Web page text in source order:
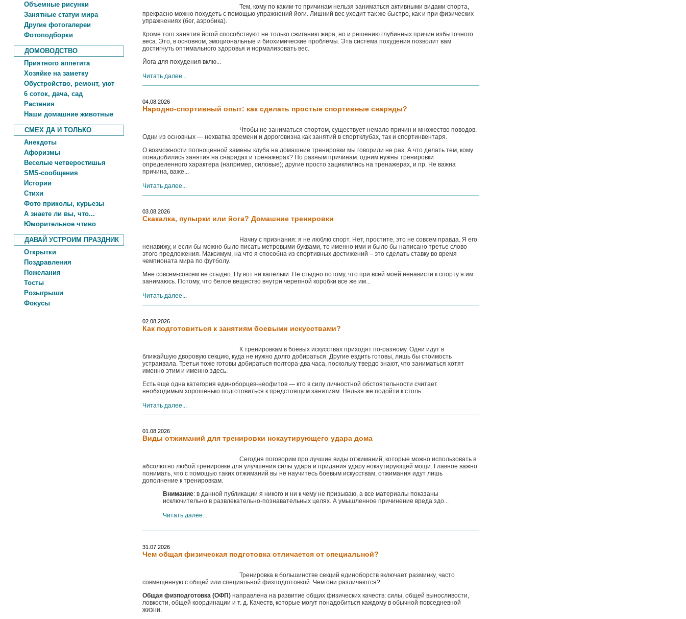
Объемные рисунки
Занятные статуи мира
Другие фотогалереи
Фотоподборки
ДОМОВОДСТВО
Приятного аппетита
Хозяйке на заметку
Обустройство, ремонт, уют
6 соток, дача, сад
Растения
Наши домашние животные
СМЕХ ДА И ТОЛЬКО
Анекдоты
Афоризмы
Веселые четверостишья
SMS-сообщения
Истории
Стихи
Фото приколы, курьезы
А знаете ли вы, что...
Юморительное чтиво
ДАВАЙ УСТРОИМ ПРАЗДНИК
Открытки
Поздравления
Пожелания
Тосты
Розыгрыши
Фокусы
Тем, кому по каким-то причинам нельзя заниматься активными видами спорта,
прекрасно можно похудеть с помощью упражнений йоги. Лишний вес уходит так же быстро, как и при физических
упражнениях (бег, аэробика).
Кроме того занятия йогой способствуют не только сжиганию жира, но и решению глубинных причин избыточного
веса. Это, в основном, эмоциональные и биохимические проблемы. Эта система похудения позволит вам
достигнуть оптимального здоровья и нормализовать вес.
Йога для похудения вклю...
Читать далее...
04.08.2026
Народно-спортивный опыт: как сделать простые спортивные снаряды?
Чтобы не заниматься спортом, существует немало причин и множество поводов.
Одни из основных — нехватка времени и дороговизна как занятий в спортклубах, так и спортинвентаря.
О возможности полноценной замены клуба на домашние тренировки мы говорили не раз. А что делать тем, кому
понадобились занятия на снарядах и тренажерах? По разным причинам: одним нужны тренировки
определенного характера (например, силовые); другие просто зациклились на тренажерах, и пр. Не важна
причина, важе...
Читать далее...
03.08.2026
Скакалка, пупырки или йога? Домашние тренировки
Начну с признания: я не люблю спорт. Нет, простите, это не совсем правда. Я его
ненавижу, и если бы можно было писать метровыми буквами, то именно ими и было бы написано третье слово
этого предложения. Максимум, на что я способна из спортивных достижений – это сделать ставку во время
чемпионата мира по футболу.
Мне совсем-совсем не стыдно. Ну вот ни капельки. Не стыдно потому, что при всей моей ненависти к спорту я им
занимаюсь. Потому, что белое вещество внутри черепной коробки все же им...
Читать далее...
02.08.2026
Как подготовиться к занятиям боевыми искусствами?
К тренировкам в боевых искусствах приходят по-разному. Одни идут в
ближайшую дворовую секцию, куда не нужно долго добираться. Другие ездить готовы, лишь бы стоимость
устраивала. Третьи тоже готовы добираться полтора-два часа, поскольку твердо знают, что заниматься хотят
именно этим и именно здесь.
Есть еще одна категория единоборцев-неофитов — кто в силу личностной обстоятельности считает
необходимым хорошенько подготовиться к предстоящим занятиям. Нельзя же подойти к столь...
Читать далее...
01.08.2026
Виды отжиманий для тренировки нокаутирующего удара дома
Сегодня поговорим про лучшие виды отжиманий, которые можно использовать в
абсолютно любой тренировке для улучшения силы удара и придания удару нокаутирующей мощи. Главное важно
понимать, что с помощью таких отжиманий вы не научитесь боевым искусствам, отжимания идут лишь
дополнение к тренировкам.
Внимание: в данной публикации я никого и ни к чему не призываю, а все материалы показаны
исключительно в развлекательно-познавательных целях. А умышленное причинение вреда здо...
Читать далее...
31.07.2026
Чем общая физическая подготовка отличается от специальной?
Тренировка в большинстве секций единоборств включает разминку, часто
совмещенную с общей или специальной физподготовкой. Чем они различаются?
Общая физподготовка (ОФП) направлена на развитие общих физических качеств: силы, общей выносливости,
ловкости, общей координации и т. д. Качеств, которые могут понадобиться каждому в обычной повседневной
жизни.